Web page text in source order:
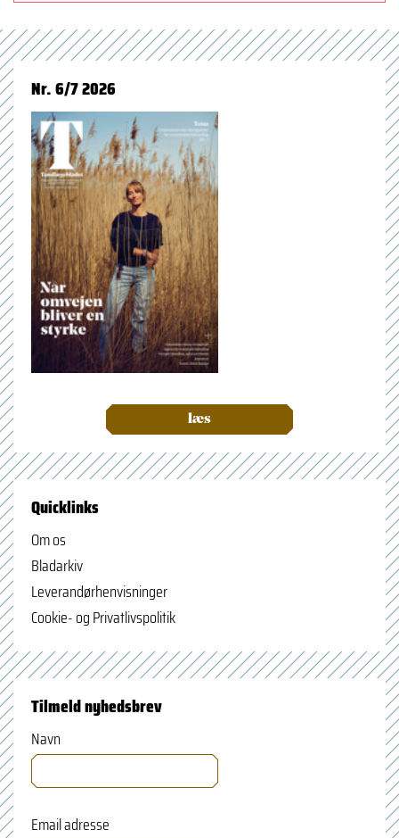
Nr. 6/7 2026
læs
Quicklinks
Om os
Bladarkiv
Leverandørhenvisninger
Cookie- og Privatlivspolitik
Tilmeld nyhedsbrev
Navn
Email adresse